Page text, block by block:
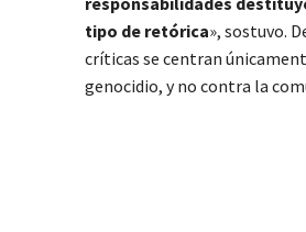
tipo de retórica», sostuvo.
críticas se centran
genocidio, y no contra la